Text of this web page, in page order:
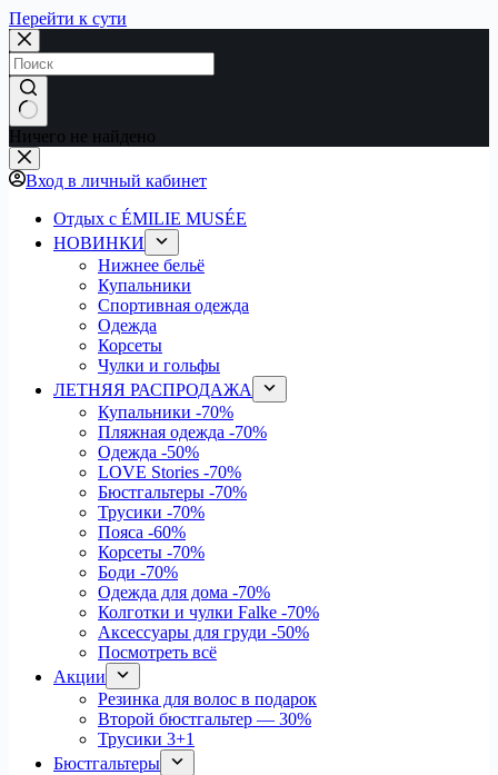
Перейти к сути
Ничего не найдено
Вход в личный кабинет
Отдых с ÉMILIE MUSÉE
НОВИНКИ
Нижнее бельё
Купальники
Спортивная одежда
Одежда
Корсеты
Чулки и гольфы
ЛЕТНЯЯ РАСПРОДАЖА
Купальники -70%
Пляжная одежда -70%
Одежда -50%
LOVE Stories -70%
Бюстгальтеры -70%
Трусики -70%
Пояса -60%
Корсеты -70%
Боди -70%
Одежда для дома -70%
Колготки и чулки Falke -70%
Аксессуары для груди -50%
Посмотреть всё
Акции
Резинка для волос в подарок
Второй бюстгальтер — 30%
Трусики 3+1
Бюстгальтеры